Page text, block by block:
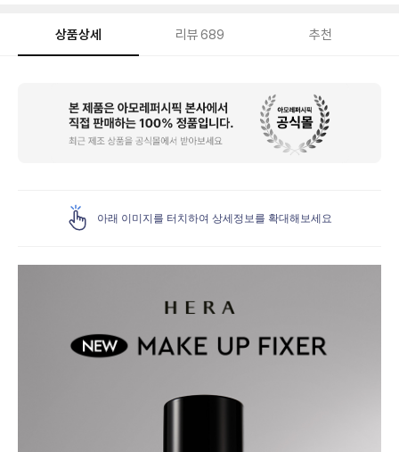
상품상세 리뷰689 추천
아래 이미지를 터치하여 상세정보를 확대해보세요